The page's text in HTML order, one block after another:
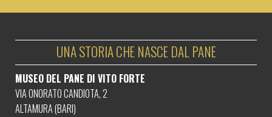
UNA STORIA CHE NASCE DAL PANE
MUSEO DEL PANE DI VITO FORTE
VIA ONORATO CANDIOTA, 2
ALTAMURA (BARI)